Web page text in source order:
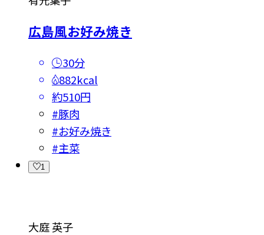
広島風お好み焼き
30分
882kcal
約510円
#豚肉
#お好み焼き
#主菜
1
大庭 英子